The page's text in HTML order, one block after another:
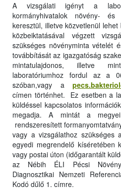
A vizsgálati igényt a
kormányhivatalok növény- és
keresztül, illetve közvetlenül
közbeiktatásával végzett
szükséges növényminta vételét
továbbítását az igazgatóság
mintatulajdonos, illetve
laboratóriumhoz fordul az a
szóban,vagy a
címen történhet. Ez esetben a
küldéssel kapcsolatos
megadja. A mintát a megyei
rendszeresített
vagy a vizsgálathoz szükséges
egyedi megrendelő kíséretében
vagy postai úton (időgarantált
az Nébih ÉLI Pécsi
Diagnosztikai Nemzeti
Kodó dűlő 1. címre.